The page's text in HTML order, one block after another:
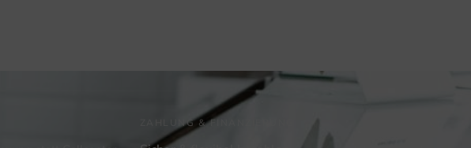
ZAHLUNG & FINANZIERUNG